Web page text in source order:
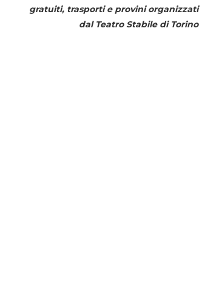
gratuiti, trasporti e provini organizzati
dal Teatro Stabile di Torino